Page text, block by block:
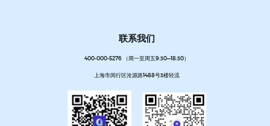
联系我们
400-000-5276 （周一至周五9:30—18:30）
上海市闵行区沧源路1488号3楼轻流